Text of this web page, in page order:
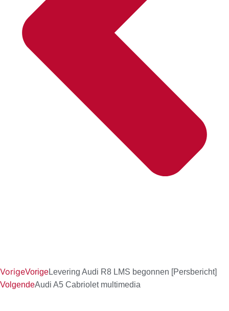
VorigeVorigeLevering Audi R8 LMS begonnen [Persbericht]
VolgendeAudi A5 Cabriolet multimedia